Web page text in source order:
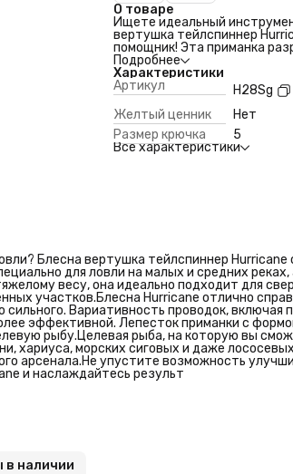
О товаре
Ищете идеальный
вертушка тейлспиннер
помощник! Эта приманка
малых и средних реках, а
Благодаря компактным
подходит для сверхдалеких
даже самых удаленных
справляется с различными
до сильного. Вариативность
против течения и поперек
эффективной. Лепесток
Подробнее
Характеристики
Артикул
H28Sg
Желтый ценник
Нет
Размер крючка
5
Все характеристики
Блесна вертушка тейлспиннер Hurricane
для ловли на малых и средних реках,
весу, она идеально подходит для
участков.Блесна Hurricane отлично
Вариативность проводок, включая
эффективной. Лепесток приманки с
рыбу.Целевая рыба, на которую вы
хариуса, морских сиговых и даже
арсенала.Не упустите возможность
и наслаждайтесь результ
в наличии